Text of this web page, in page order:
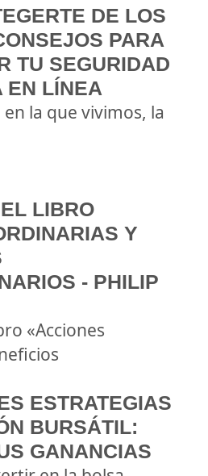
DE LOS
PARA
TU SEGURIDAD
EN LÍNEA
la que vivimos, la
LIBRO
Y
- PHILIP
«Acciones
ESTRATEGIAS
BURSÁTIL:
GANANCIAS